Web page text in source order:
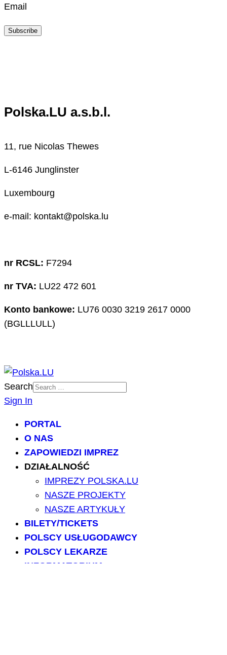
Email
Subscribe
Polska.LU a.s.b.l.
11, rue Nicolas Thewes
L-6146 Junglinster
Luxembourg
e-mail: kontakt@polska.lu
nr RCSL: F7294
nr TVA: LU22 472 601
Konto bankowe: LU76 0030 3219 2617 0000
(BGLLLULL)
Search
Sign In
PORTAL
O NAS
ZAPOWIEDZI IMPREZ
DZIAŁALNOŚĆ
IMPREZY POLSKA.LU
NASZE PROJEKTY
NASZE ARTYKUŁY
BILETY/TICKETS
POLSCY USŁUGODAWCY
POLSCY LEKARZE
INFORMATORIUM